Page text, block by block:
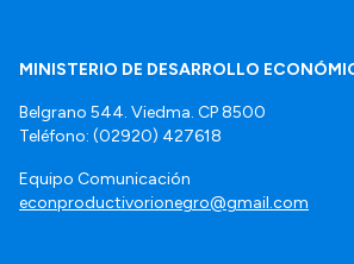
MINISTERIO DE DESARROLLO
Belgrano 544. Viedma. CP 8500
Teléfono: (02920) 427618
Equipo Comunicación
econproductivorionegro@gmail.com